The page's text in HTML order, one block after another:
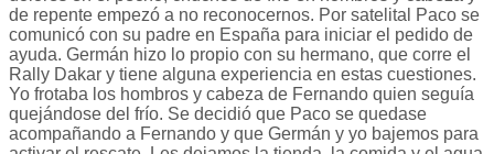
de repente empezó a no reconocernos. Por satelital Paco se
comunicó con su padre en España para iniciar el pedido de
ayuda. Germán hizo lo propio con su hermano, que corre el
Rally Dakar y tiene alguna experiencia en estas cuestiones.
Yo frotaba los hombros y cabeza de Fernando quien seguía
quejándose del frío. Se decidió que Paco se quedase
acompañando a Fernando y que Germán y yo bajemos para